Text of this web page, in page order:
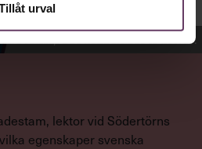
urval
lektor vid Södertörns
egenskaper svenska
docent i statsvetenskap.